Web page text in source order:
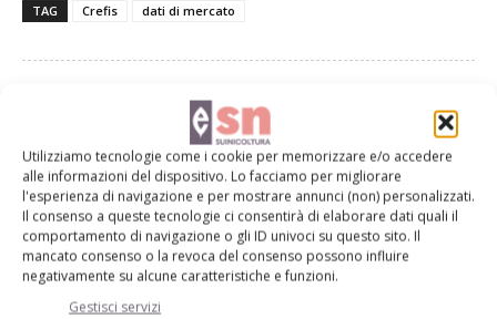
Utilizziamo tecnologie come i cookie per memorizzare e/o accedere
alle informazioni del dispositivo. Lo facciamo per migliorare
l'esperienza di navigazione e per mostrare annunci (non) personalizzati.
Il consenso a queste tecnologie ci consentirà di elaborare dati quali il
comportamento di navigazione o gli ID univoci su questo sito. Il
mancato consenso o la revoca del consenso possono influire
negativamente su alcune caratteristiche e funzioni.
Gestisci servizi
TAG Crefis dati di mercato
Twitter
Articoli correlati
Maggio: 1,568 euro/kg il prezzo del
suino pesante